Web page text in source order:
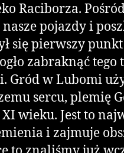
Raciborza.
pojazdy i
się pierwszy
zabraknąć
Gród w Lubomi
sercu, plemię
wieku. Jest to
i zajmuje